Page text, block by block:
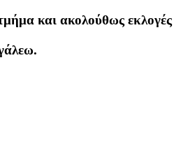
και ακολούθως